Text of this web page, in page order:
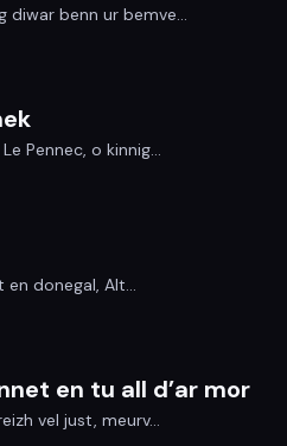
diwar benn ur bemve...
Pennec, o kinnig...
donegal, Alt...
en tu all d’ar mor
vel just, meurv...